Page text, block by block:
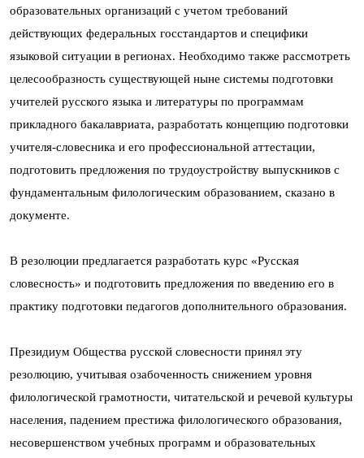
образовательных организаций с учетом требований
действующих федеральных госстандартов и специфики
языковой ситуации в регионах. Необходимо также рассмотреть
целесообразность существующей ныне системы подготовки
учителей русского языка и литературы по программам
прикладного бакалавриата, разработать концепцию подготовки
учителя-словесника и его профессиональной аттестации,
подготовить предложения по трудоустройству выпускников с
фундаментальным филологическим образованием, сказано в
документе.
В резолюции предлагается разработать курс «Русская
словесность» и подготовить предложения по введению его в
практику подготовки педагогов дополнительного образования.
Президиум Общества русской словесности принял эту
резолюцию, учитывая озабоченность снижением уровня
филологической грамотности, читательской и речевой культуры
населения, падением престижа филологического образования,
несовершенством учебных программ и образовательных